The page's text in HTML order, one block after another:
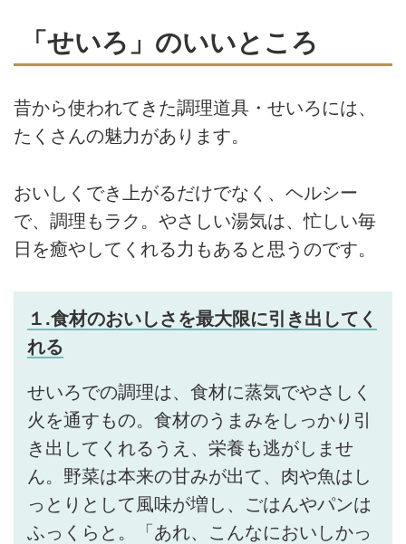
「せいろ」のいいところ
昔から使われてきた調理道具・せいろには、
たくさんの魅力があります。
おいしくでき上がるだけでなく、ヘルシー
で、調理もラク。やさしい湯気は、忙しい毎
日を癒やしてくれる力もあると思うのです。
１.食材のおいしさを最大限に引き出してく
れる
せいろでの調理は、食材に蒸気でやさしく
火を通すもの。食材のうまみをしっかり引
き出してくれるうえ、栄養も逃がしませ
ん。野菜は本来の甘みが出て、肉や魚はし
っとりとして風味が増し、ごはんやパンは
ふっくらと。「あれ、こんなにおいしかっ